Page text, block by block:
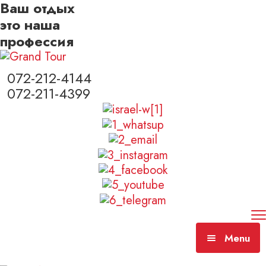
Ваш отдых
это наша
профессия
072-212-4144
072-211-4399
Menu